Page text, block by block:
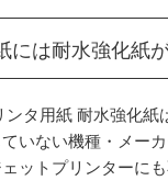
には耐水強化紙
ンタ用紙 耐水強化
いない機種・メー
ットプリンターに